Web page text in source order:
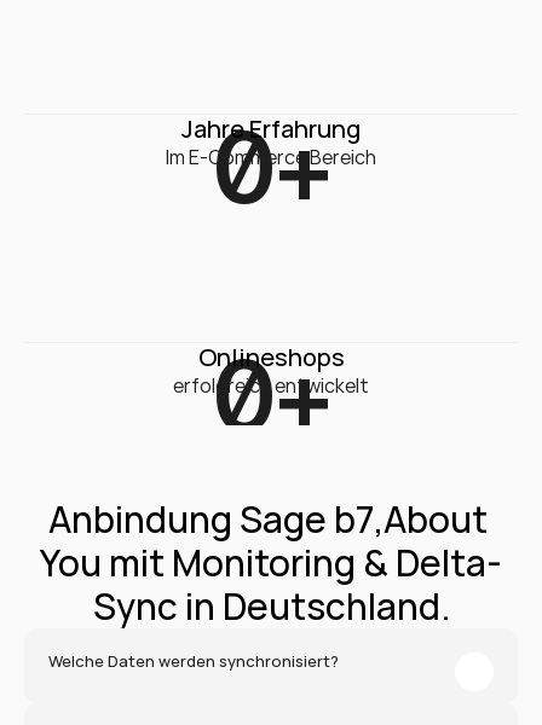
0+
Jahre Erfahrung
Im E-Commerce Bereich
0+
Onlineshops
erfolgreich entwickelt
Anbindung Sage b7,About
You mit Monitoring & Delta-
Sync in Deutschland.
Welche Daten werden synchronisiert?